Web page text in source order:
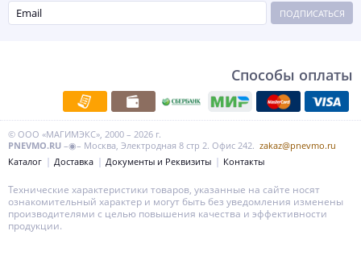
ПОДПИСАТЬСЯ
Способы оплаты
© ООО «МАГИМЭКС», 2000 – 2026 г.
PNEVMO.RU –◉– Москва, Электродная 8 стр 2. Офис 242. zakaz@pnevmo.ru
Каталог
Доставка Документы и Реквизиты Контакты
Технические характеристики товаров, указанные на сайте носят
ознакомительный характер и могут быть без уведомления изменены
производителями с целью повышения качества и эффективности
продукции.